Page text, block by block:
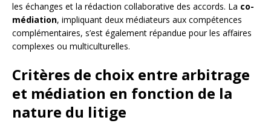
les échanges et la rédaction collaborative des accords. La co-
médiation, impliquant deux médiateurs aux compétences
complémentaires, s’est également répandue pour les affaires
complexes ou multiculturelles.
Critères de choix entre arbitrage
et médiation en fonction de la
nature du litige